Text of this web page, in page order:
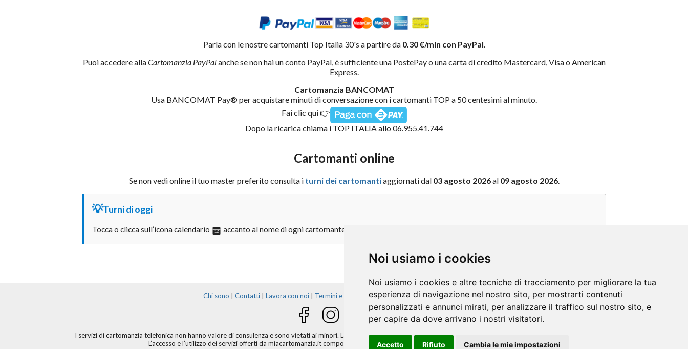
Noi usiamo i cookies
Noi usiamo i cookies e altre tecniche di tracciamento per migliorare la tua
esperienza di navigazione nel nostro sito, per mostrarti contenuti
personalizzati e annunci mirati, per analizzare il traffico sul nostro sito, e
per capire da dove arrivano i nostri visitatori.
Accetto Rifiuto Cambia le mie impostazioni
Parla con le nostre cartomanti Top Italia 30's a partire da 0.30 €/min con PayPal
Puoi accedere allaCartomanzia PayPalanche se non hai un conto PayPal, è sufficiente una PostePay o una carta di credito Mastercard, Visa o American
Express.
Cartomanzia BANCOMAT
Usa BANCOMAT Pay® per acquistare minuti di conversazione con i cartomanti TOP a 50 centesimi al minuto.
Fai clic qui 👉
Dopo la ricarica chiama i TOP ITALIA allo 06.955.41.744
Cartomanti online
Se non vedi online il tuo master preferito consulta i turni dei cartomantiaggiornati dal 03 agosto 2026al 09 agosto 2026.
💡Turni di oggi
Tocca o clicca sull’icona calendario 12 accanto al nome di ogni cartomante 30s per vedere i suoi turni di oggi.
Chi sono Contatti| Lavora con noi| Termini e condizioni|Privacy Policy |Preferenze Cookies
I servizi di cartomanzia telefonica non hanno valore di consulenza e sono vietati ai minori. La cartomanzia non è una scienza esatta. Non si forniscono consulti medici, psicologici, legali.
L’accesso e l’utilizzo dei servizi offerti da miacartomanzia.it comportano l’accettazione integrale delle
Condizioni Generali di Servizio.